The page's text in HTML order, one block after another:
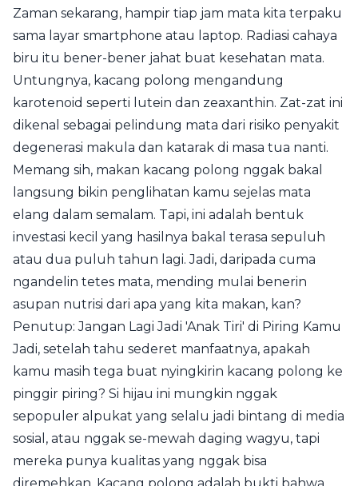
Zaman sekarang, hampir tiap jam mata kita terpaku
sama layar smartphone atau laptop. Radiasi cahaya
biru itu bener-bener jahat buat kesehatan mata.
Untungnya, kacang polong mengandung
karotenoid seperti lutein dan zeaxanthin. Zat-zat ini
dikenal sebagai pelindung mata dari risiko penyakit
degenerasi makula dan katarak di masa tua nanti.
Memang sih, makan kacang polong nggak bakal
langsung bikin penglihatan kamu sejelas mata
elang dalam semalam. Tapi, ini adalah bentuk
investasi kecil yang hasilnya bakal terasa sepuluh
atau dua puluh tahun lagi. Jadi, daripada cuma
ngandelin tetes mata, mending mulai benerin
asupan nutrisi dari apa yang kita makan, kan?
Penutup: Jangan Lagi Jadi 'Anak Tiri' di Piring Kamu
Jadi, setelah tahu sederet manfaatnya, apakah
kamu masih tega buat nyingkirin kacang polong ke
pinggir piring? Si hijau ini mungkin nggak
sepopuler alpukat yang selalu jadi bintang di media
sosial, atau nggak se-mewah daging wagyu, tapi
mereka punya kualitas yang nggak bisa